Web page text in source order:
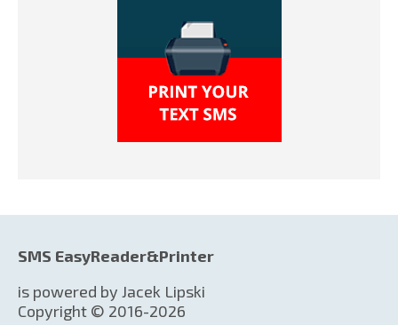
SMS EasyReader&Printer
is powered by Jacek Lipski
Copyright © 2016-2026